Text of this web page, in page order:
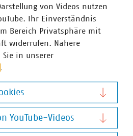
Gebühren finanziert werden.
die
und die Starkregenvorsorge
die nur mit
Unterstützung des Landes
können. Daher bedarf es
um Kommunen und
bei der Umsetzung der
finanziell zu unterstützen.
von Videos nutzen
Ihr Einverständnis
Bereich Privatsphäre mit
widerrufen. Nähere
in unserer
.
YouTube-Videos
Videos